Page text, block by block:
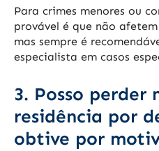
Para crimes menores ou
provável é que não
mas sempre é
especialista em casos
3. Posso perder
residência por
obtive por